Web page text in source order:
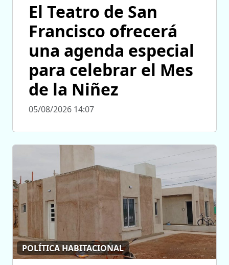
El Teatro de San
Francisco ofrecerá
una agenda especial
para celebrar el Mes
de la Niñez
05/08/2026 14:07
POLÍTICA HABITACIONAL